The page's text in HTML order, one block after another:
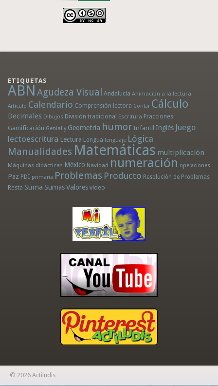
ETIQUETAS
ABN Agudeza Visual Andalucía Animación a la lectura
Artículo Calendario Comprensión lectora Contar Cálculo
Decimales Dibujos División tradicional Escritura Fracciones
Gamificación Genially Geometría humor Infantil Inglés Juego
lectoescritura Lectura Lengua lenguaje Lógica
Manualidades Matemáticas multiplicación
Máquinas didácticas México Navidad numeración operaciones
Paz PDI primaria Problemas Producto Resolución de Problemas
Resta Suma Sumas Valores vídeo
© 2026 Actiludis